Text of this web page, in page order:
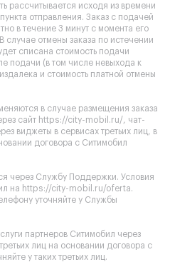
рассчитывается исходя из времени
отправления. Заказ с подачей
в течение 3 минут с момента его
случае отмены заказа по истечении
списана стоимость подачи
подачи (в том числе невыхода к
и стоимость платной отмены
в случае размещения заказа
сайт https://city-mobil.ru/ , чат-
виджеты в сервисах третьих лиц, в
договора с Ситимобил
через Службу Поддержки. Условия
на https://city-mobil.ru/oferta.
уточняйте у Службы
партнеров Ситимобил через
лиц на основании договора с
у таких третьих лиц.